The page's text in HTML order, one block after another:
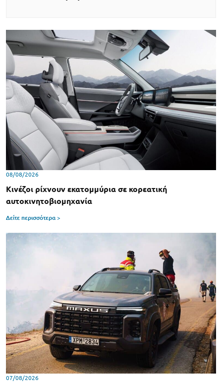
08/08/2026
Κινέζοι ρίχνουν εκατομμύρια σε κορεατική
αυτοκινητοβιομηχανία
Δείτε περισσότερα >
07/08/2026